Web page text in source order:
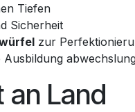
Tiefen
Sicherheit
zur
Land